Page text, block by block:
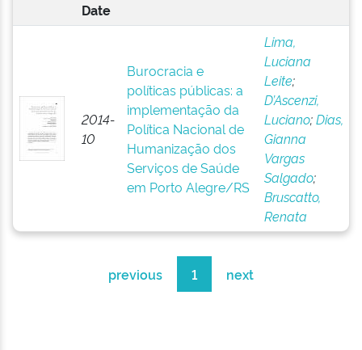
Date
2014-
10
Burocracia e
políticas públicas: a
implementação da
Política Nacional de
Humanização dos
Serviços de Saúde
em Porto Alegre/RS
Lima,
Luciana
Leite;
D’Ascenzi,
Luciano;Dias,
Gianna
Vargas
Salgado;
Bruscatto,
Renata
previous 1 next